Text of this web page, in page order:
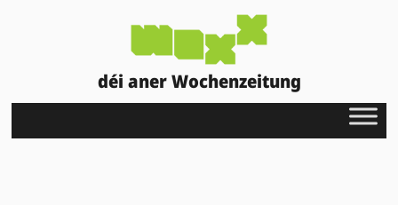
déi aner Wochenzeitung